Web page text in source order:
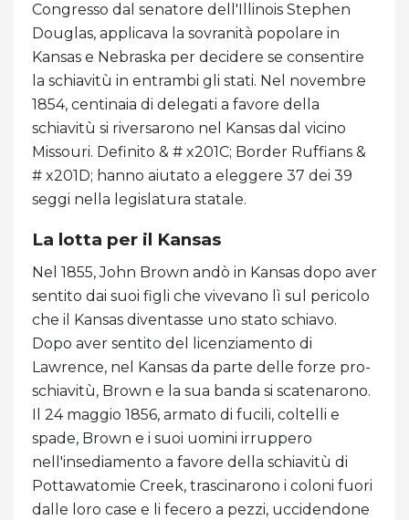
Congresso dal senatore dell'Illinois Stephen
Douglas, applicava la sovranità popolare in
Kansas e Nebraska per decidere se consentire
la schiavitù in entrambi gli stati. Nel novembre
1854, centinaia di delegati a favore della
schiavitù si riversarono nel Kansas dal vicino
Missouri. Definito & # x201C; Border Ruffians &
# x201D; hanno aiutato a eleggere 37 dei 39
seggi nella legislatura statale.
La lotta per il Kansas
Nel 1855, John Brown andò in Kansas dopo aver
sentito dai suoi figli che vivevano lì sul pericolo
che il Kansas diventasse uno stato schiavo.
Dopo aver sentito del licenziamento di
Lawrence, nel Kansas da parte delle forze pro-
schiavitù, Brown e la sua banda si scatenarono.
Il 24 maggio 1856, armato di fucili, coltelli e
spade, Brown e i suoi uomini irruppero
nell'insediamento a favore della schiavitù di
Pottawatomie Creek, trascinarono i coloni fuori
dalle loro case e li fecero a pezzi, uccidendone